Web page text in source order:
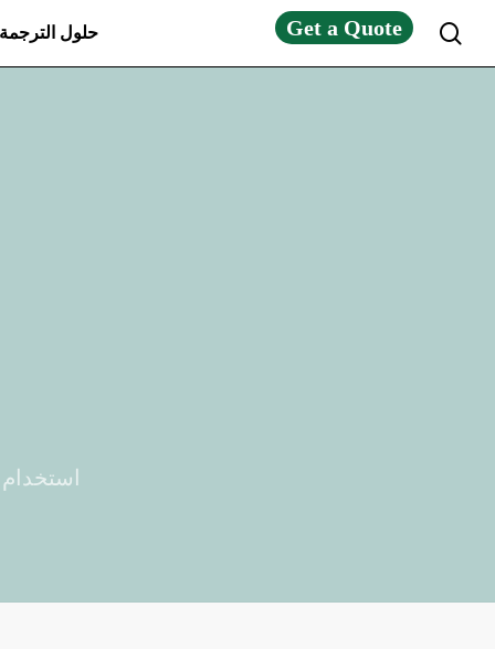
حلول الترجمة Get a Quotesearch